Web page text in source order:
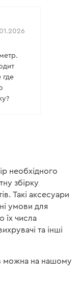
где
необхідного
збірку
Такі аксесуари
умови для
їх числа
та інші
можна на нашому